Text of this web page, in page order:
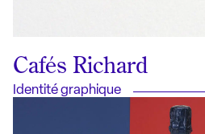
Cafés Richard
Identité graphique